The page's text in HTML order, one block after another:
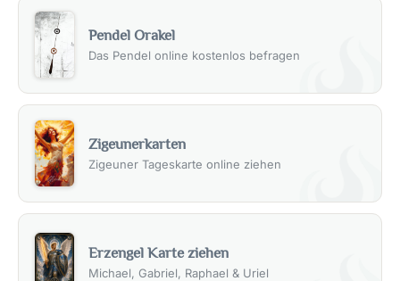
Pendel Orakel
Das Pendel online kostenlos befragen
Zigeunerkarten
Zigeuner Tageskarte online ziehen
Erzengel Karte ziehen
Michael, Gabriel, Raphael & Uriel